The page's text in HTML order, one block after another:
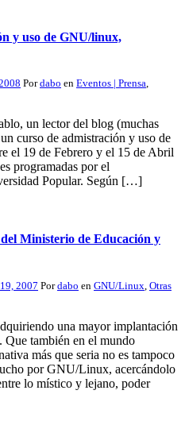
y uso de GNU/linux,
Pordabo en Eventos | Prensa,
un lector del blog (muchas
curso de admistración y uso de
el 19 de Febrero y el 15 de Abril
programadas por el
Popular. Según […]
Ministerio de Educación y
2007 Pordabo en GNU/Linux Otras
una mayor implantación
Que también en el mundo
más que seria no es tampoco
por GNU/Linux, acercándolo
lo místico y lejano, poder